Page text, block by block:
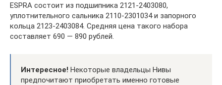
ESPRA состоит из подшипника 2121-2403080,
уплотнительного сальника 2110-2301034 и запорного
кольца 2123-2403084. Средняя цена такого набора
составляет 690 — 890 рублей.
Интересное! Некоторые владельцы Нивы
предпочитают приобретать именно готовые